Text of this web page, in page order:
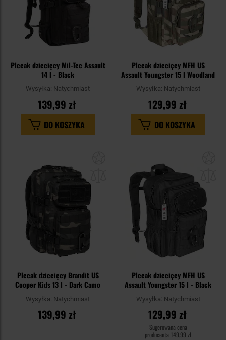
Plecak dziecięcy Mil-Tec Assault
14 l - Black
Wysyłka: Natychmiast
139,99 zł
DO KOSZYKA
Plecak dziecięcy MFH US
Assault Youngster 15 l Woodland
Wysyłka: Natychmiast
129,99 zł
DO KOSZYKA
schowka
Plecak dziecięcy Brandit US
Cooper Kids 13 l - Dark Camo
Wysyłka: Natychmiast
139,99 zł
Plecak dziecięcy MFH US
Assault Youngster 15 l - Black
Wysyłka: Natychmiast
129,99 zł
Sugerowana cena
producenta 149,99 zł